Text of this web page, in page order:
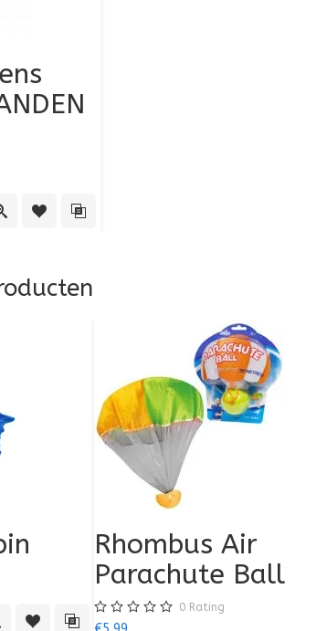
Quick ViewToevoegen aan verlanglijst
Toevoegen aan vergelijking
Quick ViewToevoegen aan verlanglijst
Toevoegen aan vergelijking
Rhombus Air
Parachute Ball
0 Rating